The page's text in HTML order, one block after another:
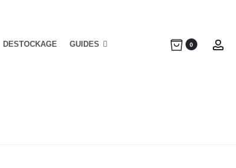
DESTOCKAGE GUIDES 0